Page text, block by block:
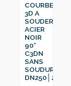
COURBE
3D A
SOUDER
ACIER
NOIR
90°
C3DN
SANS
SOUDURE
DN250│273